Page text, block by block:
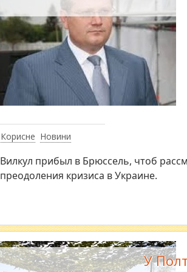
Корисне Новини
Вилкул прибыл в Брюссель, чтоб
преодоления кризиса в Украине.
У